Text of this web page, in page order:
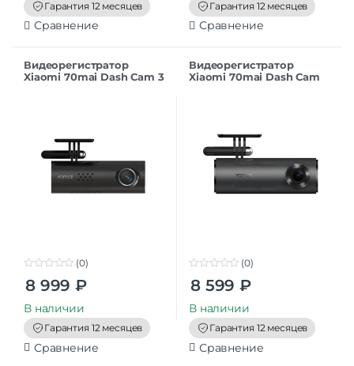
f
5
Гарантия 12 месяцев
Сравнение
f
5
Гарантия 12 месяцев
Сравнение
Видеорегистратор
Xiaomi 70mai Dash Cam 3
o
t
o
f
5
(0)
8 999 ₽
В наличии
Гарантия 12 месяцев
Сравнение
Видеорегистратор
Xiaomi 70mai Dash Cam
o
t
o
f
5
(0)
8 599 ₽
В наличии
Гарантия 12 месяцев
Сравнение